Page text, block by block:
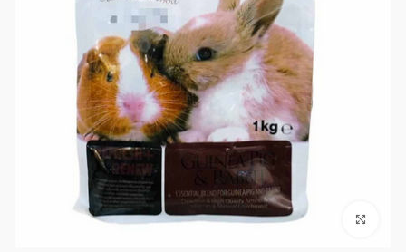
بزرگنمایی تصویر